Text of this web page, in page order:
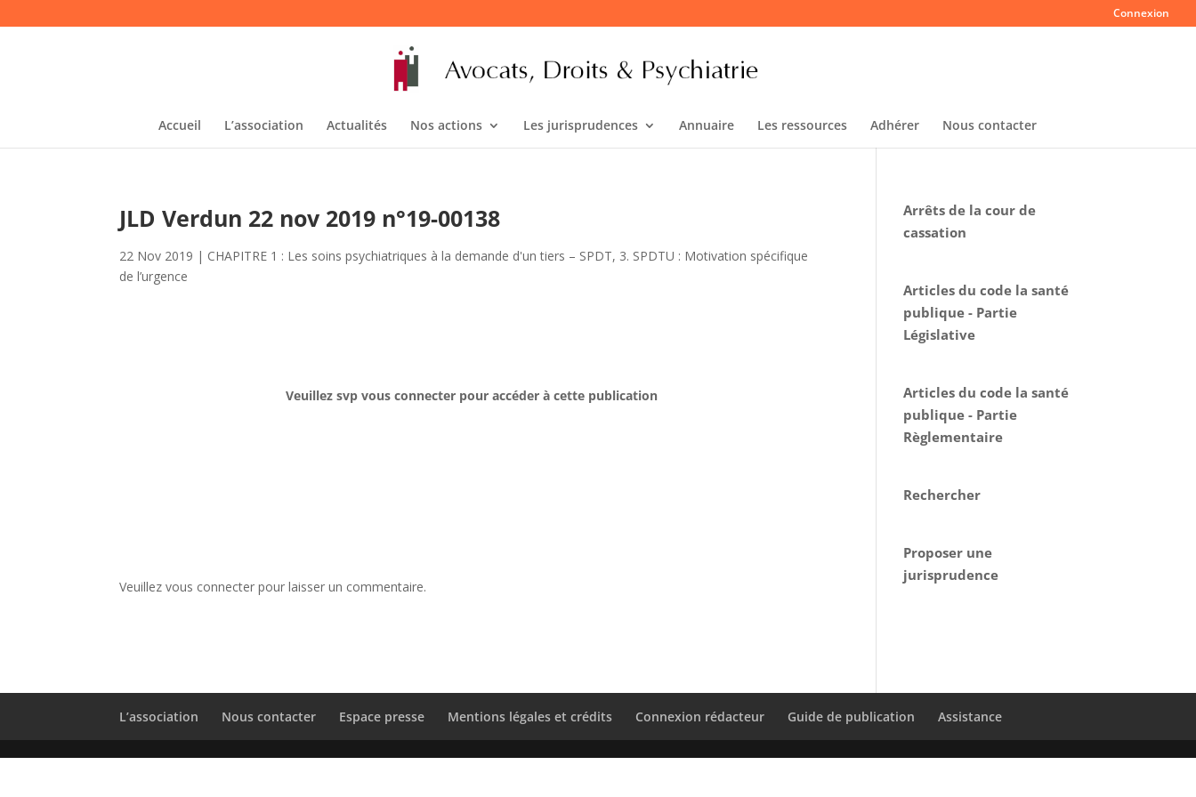
Connexion
Accueil L’association Actualités Nos actions Les jurisprudences Annuaire Les ressources Adhérer Nous contacter
JLD Verdun 22 nov 2019 n°19-00138
22 Nov 2019 | CHAPITRE 1 : Les soins psychiatriques à la demande d'un tiers – SPDT, 3. SPDTU : Motivation spécifique
de l’urgence
Veuillez svp vous connecter pour accéder à cette publication
Veuillez vous connecter pour laisser un commentaire.
Arrêts de la cour de
cassation
Articles du code la santé
publique - Partie
Législative
Articles du code la santé
publique - Partie
Règlementaire
Rechercher
Proposer une
jurisprudence
L’association Nous contacter Espace presse Mentions légales et crédits Connexion rédacteur Guide de publication Assistance